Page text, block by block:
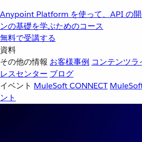
Anypoint Platform を使って、API の開
ンの基礎を学ぶためのコース
無料で受講する
資料
その他の情報 お客様事例 コンテンツラ
レスセンター ブログ
イベント MuleSoft CONNECT
ント